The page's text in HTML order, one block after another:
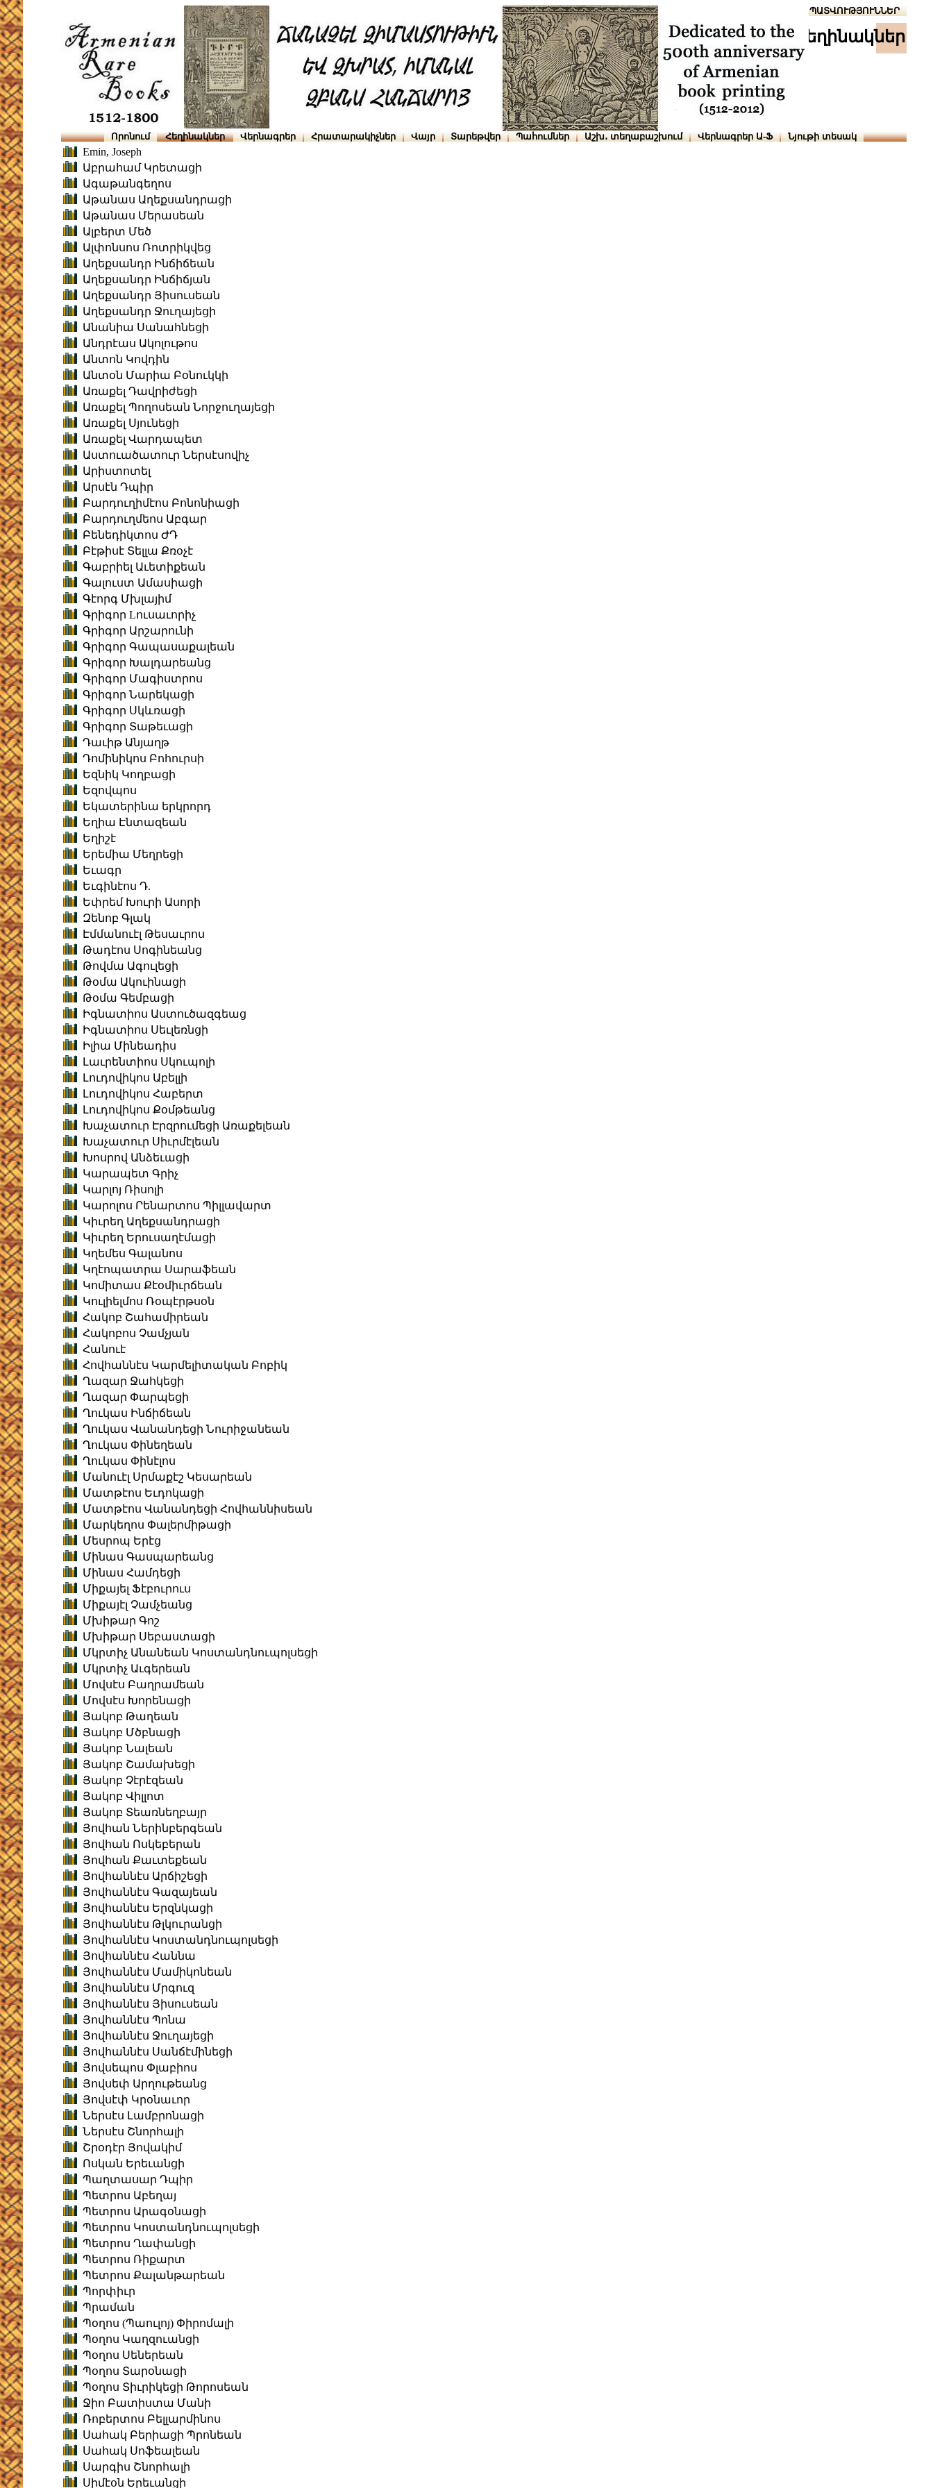
ՆԱԽԱՊԱՏՎՈՒԹՅՈՒՆՆԵՐ
հեղինակներ
Որոնում Հեղինակներ Վերնագրեր Հրատարակիչներ Վայր Տարեթվեր Պահումներ Աշխ․ տեղաբաշխում Վերնագրեր Ա-Ֆ Նյութի տեսակ
Emin, Joseph
Աբրահամ Կրետացի
Ագաթանգեղոս
Աթանաս Աղեքսանդրացի
Աթանաս Մերասեան
Ալբերտ Մեծ
Ալփոնսոս Ռոտրիկվեց
Աղեքսանդր Ինճիճեան
Աղեքսանդր Ինճիճյան
Աղեքսանդր Յիսուսեան
Աղեքսանդր Ջուղայեցի
Անանիա Սանահնեցի
Անդրէաս Ակոլութոս
Անտոն Կովդին
Անտօն Մարիա Բօնուկկի
Առաքել Դավրիժեցի
Առաքել Պողոսեան Նորջուղայեցի
Առաքել Սյունեցի
Առաքել Վարդապետ
Աստուածատուր Ներսէսովիչ
Արիստոտել
Արսէն Դպիր
Բարդուղիմէոս Բոնոնիացի
Բարդուղմեոս Աբգար
Բենեդիկտոս ԺԴ
Բէթիսէ Տելլա Քռօչէ
Գաբրիել Աւետիքեան
Գալուստ Ամասիացի
Գէորգ Մխլայիմ
Գրիգոր Lուսաւորիչ
Գրիգոր Արշարունի
Գրիգոր Գապասաքալեան
Գրիգոր Խալդարեանց
Գրիգոր Մագիստրոս
Գրիգոր Նարեկացի
Գրիգոր Սկևռացի
Գրիգոր Տաթեւացի
Դաւիթ Անյաղթ
Դոմինիկոս Բոհուրսի
Եզնիկ Կողբացի
Եզովպոս
Եկատերինա երկրորդ
Եղիա Էնտազեան
Եղիշէ
Երեմիա Մեղրեցի
Եւագր
Եւգինէոս Դ.
Եփրեմ Խուրի Ասորի
Զենոբ Գլակ
Էմմանուէլ Թեսաւրոս
Թադէոս Սոգինեանց
Թովմա Ագուլեցի
Թօմա Ակուինացի
Թօմա Գեմբացի
Իգնատիոս Աստուծազգեաց
Իգնատիոս Սեւլեռնցի
Իլիա Մինեադիս
Լաւրենտիոս Սկուպոլի
Լուդովիկոս Աբելլի
Լուդովիկոս Հաբերտ
Լուդովիկոս Քօմթեանց
Խաչատուր Էրզրումեցի Առաքելեան
Խաչատուր Սիւրմէլեան
Խոսրով Անձեւացի
Կարապետ Գրիչ
Կարլոյ Ռիսոլի
Կարոլոս Րենարտոս Պիլլավարտ
Կիւրեղ Աղեքսանդրացի
Կիւրեղ Երուսաղէմացի
Կղեմես Գալանոս
Կղէոպատրա Սարաֆեան
Կոմիտաս Քէօմիւրճեան
Կուլիելմոս Ռօպէրթսօն
Հակոբ Շահամիրեան
Հակոբոս Չամչյան
Հանուէ
Հովհաննէս Կարմելիտական Բոբիկ
Ղազար Ջահկեցի
Ղազար Փարպեցի
Ղուկաս Ինճիճեան
Ղուկաս Վանանդեցի Նուրիջանեան
Ղուկաս Փինեղեան
Ղուկաս Փինէլոս
Մանուէլ Սրմաքէշ Կեսարեան
Մատթէոս Եւդոկացի
Մատթէոս Վանանդեցի Հովհաննիսեան
Մարկեղոս Փալերմիթացի
Մեսրոպ Երէց
Մինաս Գասպարեանց
Մինաս Համդեցի
Միքայել Ֆէբուրուս
Միքայէլ Չամչեանց
Մխիթար Գոշ
Մխիթար Սեբաստացի
Մկրտիչ Անանեան Կոստանդնուպոլսեցի
Մկրտիչ Աւգերեան
Մովսէս Բաղրամեան
Մովսէս Խորենացի
Յակոբ Թաղեան
Յակոբ Մծբնացի
Յակոբ Նալեան
Յակոբ Շամախեցի
Յակոբ Չէրէզեան
Յակոբ Վիլլոտ
Յակոբ Տեառնեղբայր
Յովհան Ներինբերգեան
Յովհան Ոսկեբերան
Յովհան Քաւտեքեան
Յովհաննէս Արճիշեցի
Յովհաննէս Գազայեան
Յովհաննէս Երզնկացի
Յովհաննէս Թլկուրանցի
Յովհաննէս Կոստանդնուպոլսեցի
Յովհաննէս Հաննա
Յովհաննէս Մամիկոնեան
Յովհաննէս Մրգուզ
Յովհաննէս Յիսուսեան
Յովհաննէս Պոնա
Յովհաննէս Ջուղայեցի
Յովհաննէս Սանճէմինեցի
Յովսեպոս Փլաբիոս
Յովսեփ Արղութեանց
Յովսէփ Կրօնաւոր
Ներսէս Լամբրոնացի
Ներսէս Շնորհալի
Շրօդէր Յովակիմ
Ոսկան Երեւանցի
Պաղտասար Դպիր
Պետրոս Աբեղայ
Պետրոս Արագօնացի
Պետրոս Կոստանդնուպոլսեցի
Պետրոս Ղափանցի
Պետրոս Ռիքարտ
Պետրոս Քալանթարեան
Պորփիւր
Պրաման
Պօղոս (Պաուլոյ) Փիրոմալի
Պօղոս Կաղզուանցի
Պօղոս Սեներեան
Պօղոս Տարօնացի
Պօղոս Տիւրիկեցի Թորոսեան
Ջիո Բատիստա Մանի
Ռոբերտոս Բելլարմինոս
Սահակ Բերիացի Պրոնեան
Սահակ Սոֆեալեան
Սարգիս Շնորհալի
Սիմէօն Երեւանցի